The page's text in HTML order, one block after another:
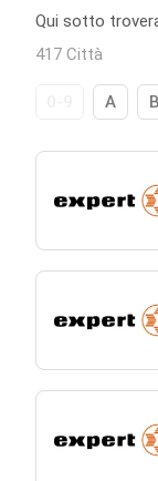
Qui sotto
417 Città
A B